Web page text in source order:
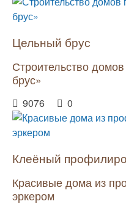
Цельный брус
Строительство
брус»
9076 0
Клеёный
Красивые дома из
эркером